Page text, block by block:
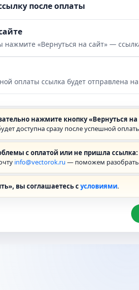
после оплаты
нажмите «Вернуться на сайт» —
оплаты ссылка будет отправлена
нажмите кнопку «Вернуться на
доступна сразу после успешной
с оплатой или не пришла ссылка:
info@vectorok.ru — поможем
вы соглашаетесь сусловиями.